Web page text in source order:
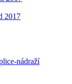
2017
nádraží